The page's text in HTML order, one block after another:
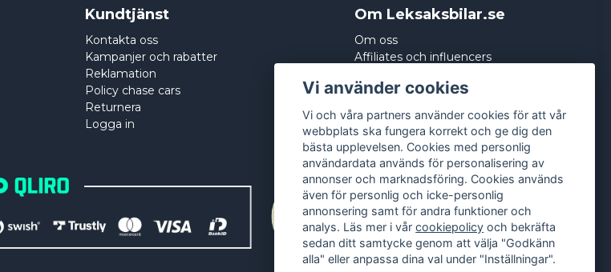
Kundtjänst
Kontakta oss
Kampanjer och rabatter
Reklamation
Policy chase cars
Returnera
Logga in
Om Leksaksbilar.se
Om oss
Affiliates och influencers
Integritetspolicy
Vi använder cookies
Vi och våra partners använder cookies för att vår
webbplats ska fungera korrekt och ge dig den
bästa upplevelsen. Cookies med personlig
användardata används för personalisering av
annonser och marknadsföring. Cookies används
även för personlig och icke-personlig
annonsering samt för andra funktioner och
analys. Läs mer i vårcookiepolicy och bekräfta
sedan ditt samtycke genom att välja "Godkänn
alla" eller anpassa dina val under "Inställningar".